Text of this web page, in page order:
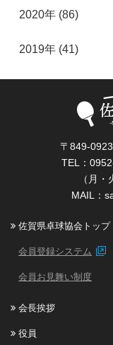
2020年 (86)
2019年 (41)
〒849-
TEL：
（月
MAIL：
佐賀県卓球協会トップ
会員登録システム
会員お見舞い制度
会長挨拶
役員